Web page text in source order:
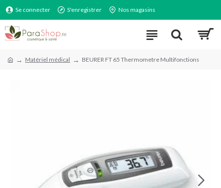
Se connecter S'enregistrer Nos magasins
Matériel médical BEURER FT 65 Thermometre Multifonctions